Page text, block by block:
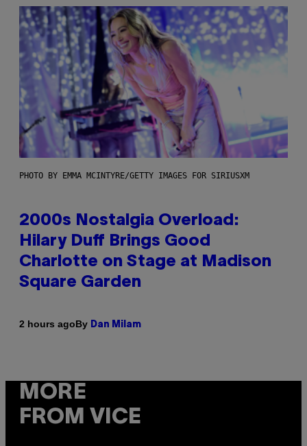
PHOTO BY EMMA MCINTYRE/GETTY IMAGES FOR SIRIUSXM
2000s Nostalgia Overload:
Hilary Duff Brings Good
Charlotte on Stage at Madison
Square Garden
2 hours agoBy Dan Milam
MORE
FROM VICE